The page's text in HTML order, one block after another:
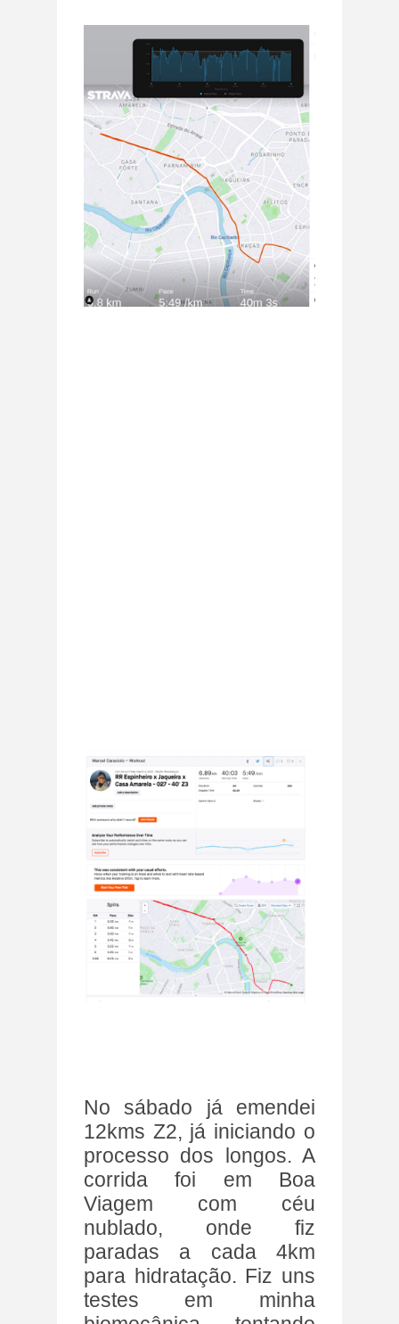
No sábado já emendei
12kms Z2, já iniciando o
processo dos longos. A
corrida foi em Boa
Viagem com céu
nublado, onde fiz
paradas a cada 4km
para hidratação. Fiz uns
testes em minha